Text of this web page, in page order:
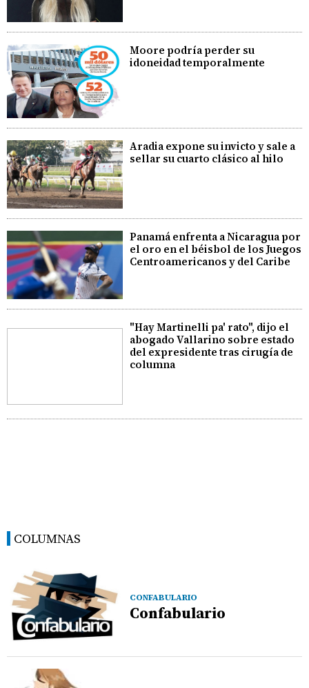
Moore podría perder su
idoneidad temporalmente
Aradia expone su invicto y sale a
sellar su cuarto clásico al hilo
Panamá enfrenta a Nicaragua por
el oro en el béisbol de los Juegos
Centroamericanos y del Caribe
"Hay Martinelli pa' rato", dijo el
abogado Vallarino sobre estado
del expresidente tras cirugía de
columna
COLUMNAS
CONFABULARIO
Confabulario